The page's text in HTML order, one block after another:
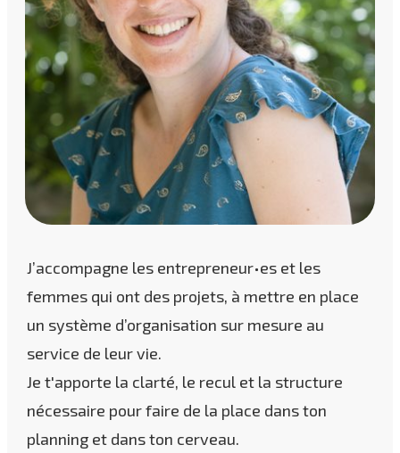
J’accompagne les entrepreneur•es et les
femmes qui ont des projets, à mettre en place
un système d’organisation sur mesure au
service de leur vie.
Je t'apporte la clarté, le recul et la structure
nécessaire pour faire de la place dans ton
planning et dans ton cerveau.